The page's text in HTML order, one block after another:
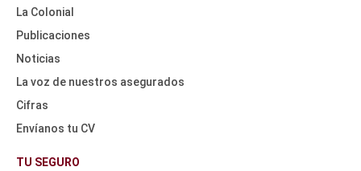
La Colonial
Publicaciones
Noticias
La voz de nuestros asegurados
Cifras
Envíanos tu CV
NAV
TU SEGURO